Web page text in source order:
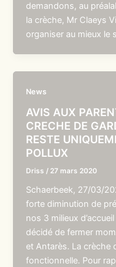
demandons, au
la crèche, Mr Claeys
organiser au mieux le
News
AVIS AUX
CRECHE DE
RESTE
POLLUX
Driss / 27 mars 2020
Schaerbeek, 27/03/
forte diminution de
nos 3 milieux
décidé de fermer
et Antarès. La crèche
fonctionnelle. Pour